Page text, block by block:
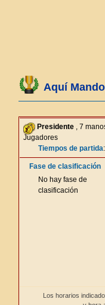
Aquí
Presidente , 7
Jugadores
Tiempos de partida
Fase de clasificación
No hay fase de
clasificación
Los horarios